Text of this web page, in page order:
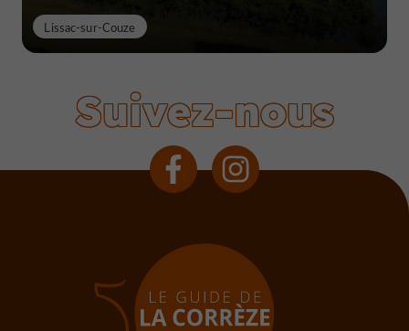
Lissac-sur-Couze
Suivez-nous